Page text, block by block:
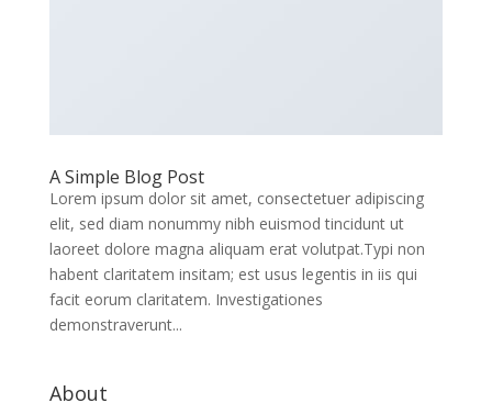
A Simple Blog Post
Lorem ipsum dolor sit amet, consectetuer adipiscing
elit, sed diam nonummy nibh euismod tincidunt ut
laoreet dolore magna aliquam erat volutpat.Typi non
habent claritatem insitam; est usus legentis in iis qui
facit eorum claritatem. Investigationes
demonstraverunt...
About